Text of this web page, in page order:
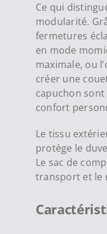
Ce qui
modularité.
fermetures
en mode
maximale, ou
créer une
capuchon
confort
Le tissu
protège le
Le sac de
transport et le